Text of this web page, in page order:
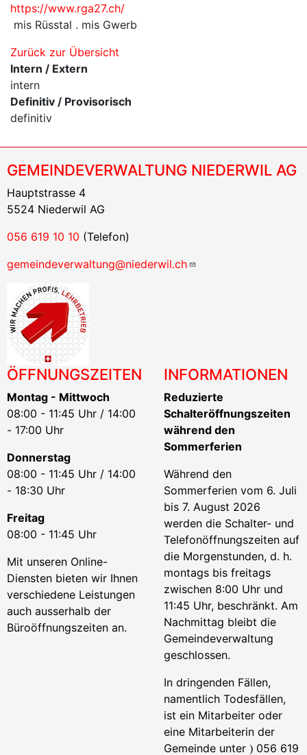
https://www.rga27.ch/
mis Rüsstal . mis Gwerb
Zurück zur Übersicht
Intern / Extern
intern
Definitiv / Provisorisch
definitiv
GEMEINDEVERWALTUNG NIEDERWIL AG
Hauptstrasse 4
5524 Niederwil AG
056 619 10 10 (Telefon)
gemeindeverwaltung@niederwil.ch
ÖFFNUNGSZEITEN
Montag - Mittwoch
08:00 - 11:45 Uhr / 14:00
- 17:00 Uhr
Donnerstag
08:00 - 11:45 Uhr / 14:00
- 18:30 Uhr
Freitag
08:00 - 11:45 Uhr
Mit unseren Online-
Diensten bieten wir Ihnen
verschiedene Leistungen
auch ausserhalb der
Büroöffnungszeiten an.
INFORMATIONEN
Reduzierte
Schalteröffnungszeiten
während den
Sommerferien
Während den
Sommerferien vom 6. Juli
bis 7. August 2026
werden die Schalter- und
Telefonöffnungszeiten auf
die Morgenstunden, d. h.
montags bis freitags
zwischen 8:00 Uhr und
11:45 Uhr, beschränkt. Am
Nachmittag bleibt die
Gemeindeverwaltung
geschlossen.
In dringenden Fällen,
namentlich Todesfällen,
ist ein Mitarbeiter oder
eine Mitarbeiterin der
Gemeinde unter ) 056 619